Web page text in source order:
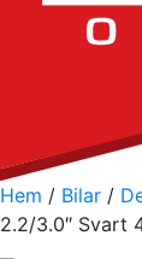
Hem / Bilar /
2.2/3.0″ Svart